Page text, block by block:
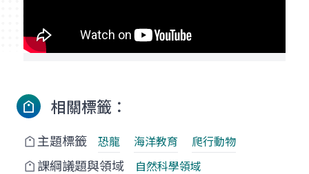
相關標籤：
主題標籤 恐龍 海洋教育 爬行動物
課綱議題與領域 自然科學領域